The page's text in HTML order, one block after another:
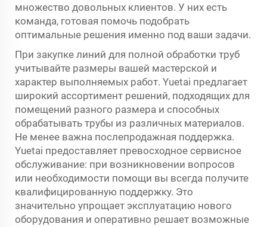
множество довольных клиентов. У них есть
команда, готовая помочь подобрать
оптимальные решения именно под ваши задачи.
При закупке линий для полной обработки труб
учитывайте размеры вашей мастерской и
характер выполняемых работ. Yuetai предлагает
широкий ассортимент решений, подходящих для
помещений разного размера и способных
обрабатывать трубы из различных материалов.
Не менее важна послепродажная поддержка.
Yuetai предоставляет превосходное сервисное
обслуживание: при возникновении вопросов
или необходимости помощи вы всегда получите
квалифицированную поддержку. Это
значительно упрощает эксплуатацию нового
оборудования и оперативно решает возможные